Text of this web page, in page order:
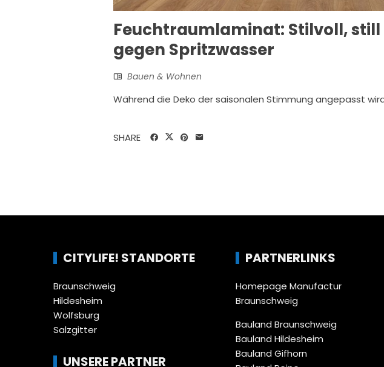
Feuchtraumlaminat: Stilvoll,
gegen Spritzwasser
Bauen & Wohnen
Während die Deko der saisonalen Stimmung angepasst
SHARE
CITYLIFE! STANDORTE
Braunschweig
Hildesheim
Wolfsburg
Salzgitter
UNSERE PARTNER
PARTNERLINKS
Homepage Manufactur
Braunschweig
Bauland Braunschweig
Bauland Hildesheim
Bauland Gifhorn